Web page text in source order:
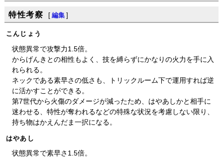
特性考察 [ 編集 ]
こんじょう
状態異常で攻撃力1.5倍。
からげんきとの相性もよく、技を縛らずにかなりの火力を手に入
れられる。
ネックである素早さの低さも、トリックルーム下で運用すれば逆
に活かすことができる。
第7世代から火傷のダメージが減ったため、はやあしかと相手に
迷わせる、特性が奪われるなどの特殊な状況を考慮しない限り、
持ち物はかえんだま一択になる。
はやあし
状態異常で素早さ1.5倍。